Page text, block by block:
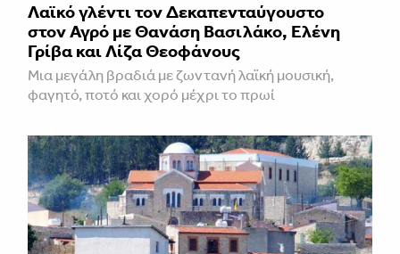
Λαϊκό γλέντι τον Δεκαπενταύγουστο
στον Αγρό με Θανάση Βασιλάκο, Ελένη
Γρίβα και Λίζα Θεοφάνους
Μια μεγάλη βραδιά με ζωντανή λαϊκή μουσική,
φαγητό, ποτό και χορό μέχρι το πρωί